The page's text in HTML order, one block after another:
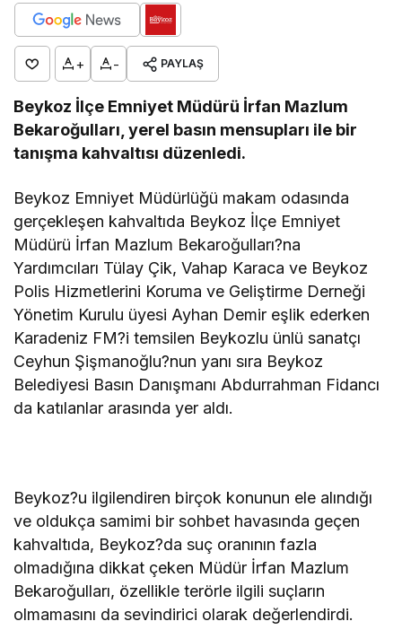
+ - PAYLAŞ
Beykoz İlçe Emniyet Müdürü İrfan Mazlum
Bekaroğulları, yerel basın mensupları ile bir
tanışma kahvaltısı düzenledi.
Beykoz Emniyet Müdürlüğü makam odasında
gerçekleşen kahvaltıda Beykoz İlçe Emniyet
Müdürü İrfan Mazlum Bekaroğulları?na
Yardımcıları Tülay Çik, Vahap Karaca ve Beykoz
Polis Hizmetlerini Koruma ve Geliştirme Derneği
Yönetim Kurulu üyesi Ayhan Demir eşlik ederken
Karadeniz FM?i temsilen Beykozlu ünlü sanatçı
Ceyhun Şişmanoğlu?nun yanı sıra Beykoz
Belediyesi Basın Danışmanı Abdurrahman Fidancı
da katılanlar arasında yer aldı.
Beykoz?u ilgilendiren birçok konunun ele alındığı
ve oldukça samimi bir sohbet havasında geçen
kahvaltıda, Beykoz?da suç oranının fazla
olmadığına dikkat çeken Müdür İrfan Mazlum
Bekaroğulları, özellikle terörle ilgili suçların
olmamasını da sevindirici olarak değerlendirdi.